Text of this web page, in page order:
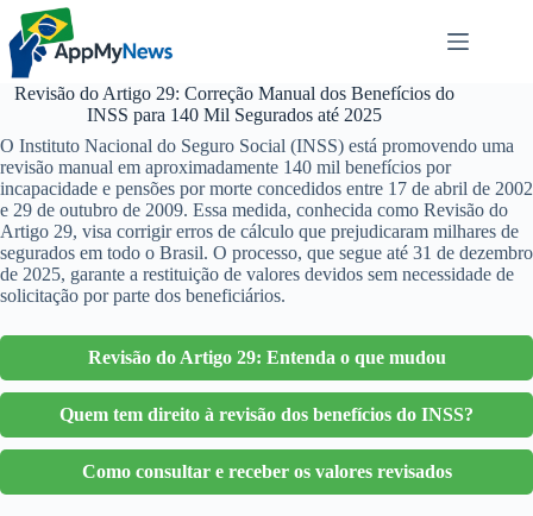
Pular
para
conteúdo
Revisão do Artigo 29: Correção Manual dos Benefícios do
INSS para 140 Mil Segurados até 2025
O Instituto Nacional do Seguro Social (INSS) está promovendo uma
revisão manual em aproximadamente 140 mil benefícios por
incapacidade e pensões por morte concedidos entre 17 de abril de 2002
e 29 de outubro de 2009. Essa medida, conhecida como Revisão do
Artigo 29, visa corrigir erros de cálculo que prejudicaram milhares de
segurados em todo o Brasil. O processo, que segue até 31 de dezembro
de 2025, garante a restituição de valores devidos sem necessidade de
solicitação por parte dos beneficiários.
Revisão do Artigo 29: Entenda o que mudou
Quem tem direito à revisão dos benefícios do INSS?
Como consultar e receber os valores revisados